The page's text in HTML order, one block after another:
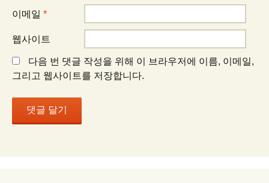
이메일 *
웹사이트
다음 번 댓글 작성을 위해 이 브라우저에 이름, 이메일,
그리고 웹사이트를 저장합니다.